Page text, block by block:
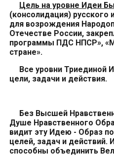
Цель на уровне Идеи
(консолидация) русского
для возрождения
Отечестве России,
программы ПДС НПСР», «
стране».
Все уровни Триединой
цели, задачи и действия.
Без Высшей
Душе Нравственного
видит эту Идею - Образ
целей, задач и действий.
способны объединить